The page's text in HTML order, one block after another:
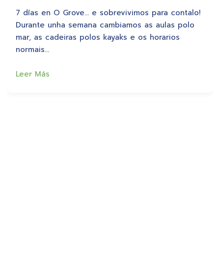
7 días en O Grove… e sobrevivimos para contalo!
Durante unha semana cambiamos as aulas polo
mar, as cadeiras polos kayaks e os horarios
normais…
Leer Más